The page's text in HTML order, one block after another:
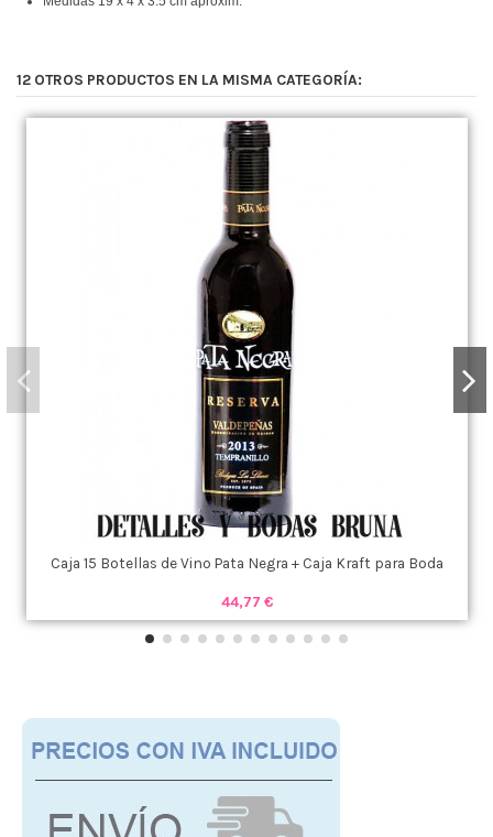
12 OTROS PRODUCTOS EN LA MISMA CATEGORÍA:
Caja 15 Botellas de Vino Pata Negra + Caja Kraft para Boda
44,77 €